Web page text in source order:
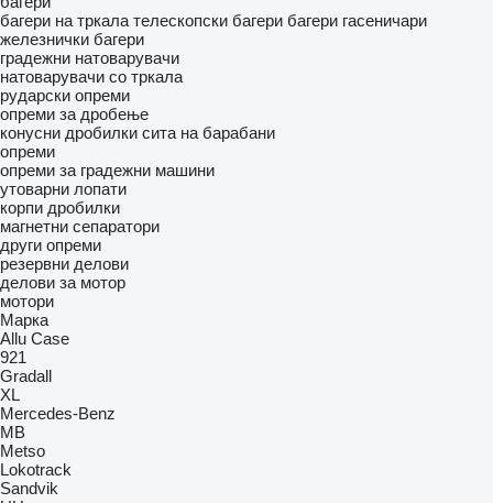
багери на тркала телескопски багери багери гасеничари
железнички багери
градежни натоварувачи
натоварувачи со тркала
рударски опреми
опреми за дробење
конусни дробилки сита на барабани
опреми
опреми за градежни машини
утоварни лопати
корпи дробилки
магнетни сепаратори
други опреми
резервни делови
делови за мотор
мотори
Марка
Allu Case
921
Gradall
XL
Mercedes-Benz
MB
Metso
Lokotrack
Sandvik